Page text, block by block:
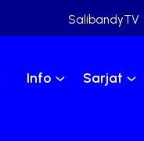
SalibandyTV
Info Sarjat